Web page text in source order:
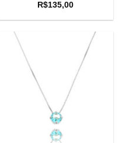
R$135,00